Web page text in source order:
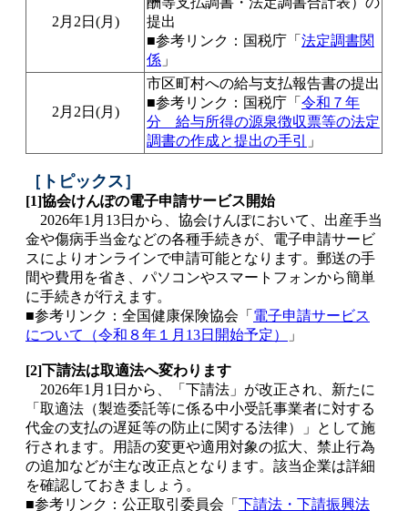
2月2日(月)
提出
■参考リンク：国税庁「 法定調書関
係 」
2月2日(月)
市区町村への給与支払報告書の提出
■参考リンク：国税庁「 令和７年
分 給与所得の源泉徴収票等の法定
調書の作成と提出の手引
」
［トピックス］
[1]協会けんぽの電子申請サービス開始
2026年1月13日から、協会けんぽにおいて、出産手当
金や傷病手当金などの各種手続きが、電子申請サービ
スによりオンラインで申請可能となります。郵送の手
間や費用を省き、パソコンやスマートフォンから簡単
に手続きが行えます。
■参考リンク：全国健康保険協会「 電子申請サービス
について（令和８年１月13日開始予定）
」
[2]下請法は取適法へ変わります
2026年1月1日から、「下請法」が改正され、新たに
「取適法（製造委託等に係る中小受託事業者に対する
代金の支払の遅延等の防止に関する法律）」として施
行されます。用語の変更や適用対象の拡大、禁止行為
の追加などが主な改正点となります。該当企業は詳細
を確認しておきましょう。
■参考リンク：公正取引委員会「 下請法・下請振興法